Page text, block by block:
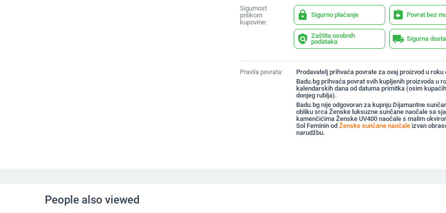
Sigurnost
prilikom
kupovine:
lock Sigurno plaćanje assignment_return Povrat bez
policy Zaštita osobnih
podataka
local_shipping Sigurna
Pravila povrata:
Prodavatelj prihvaća povrate za ovaj proizvod u roku
Badu.bg prihvaća povrat svih kupljenih proizvoda u
kalendarskih dana od datuma primitka (osim
donjeg rublja).
Badu.bg nije odgovoran za kupnju Dijamantne
obliku srca Ženske luksuzne sunčane naočale sa
kamenčićima Ženske UV400 naočale s malim
Sol Feminin od Ženske sunčane naočaleizvan
narudžbu.
People also viewed